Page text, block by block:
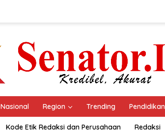
Nasional Region Trending Pendidikan
Kode Etik Redaksi dan Perusahaan Redaksi